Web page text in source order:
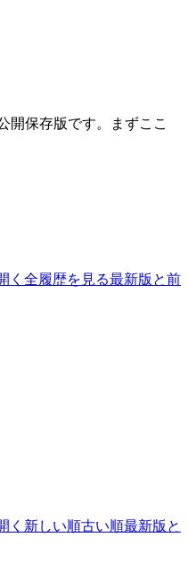
開保存版です。まずここ
く 全履歴を見る最新版と前
く 新しい順古い順最新版と